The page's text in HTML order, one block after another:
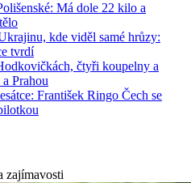
Má dole 22 kilo a
kde viděl samé hrůzy:
tvrdí
čtyři koupelny a
Prahou
František Ringo Čech se
zajímavosti